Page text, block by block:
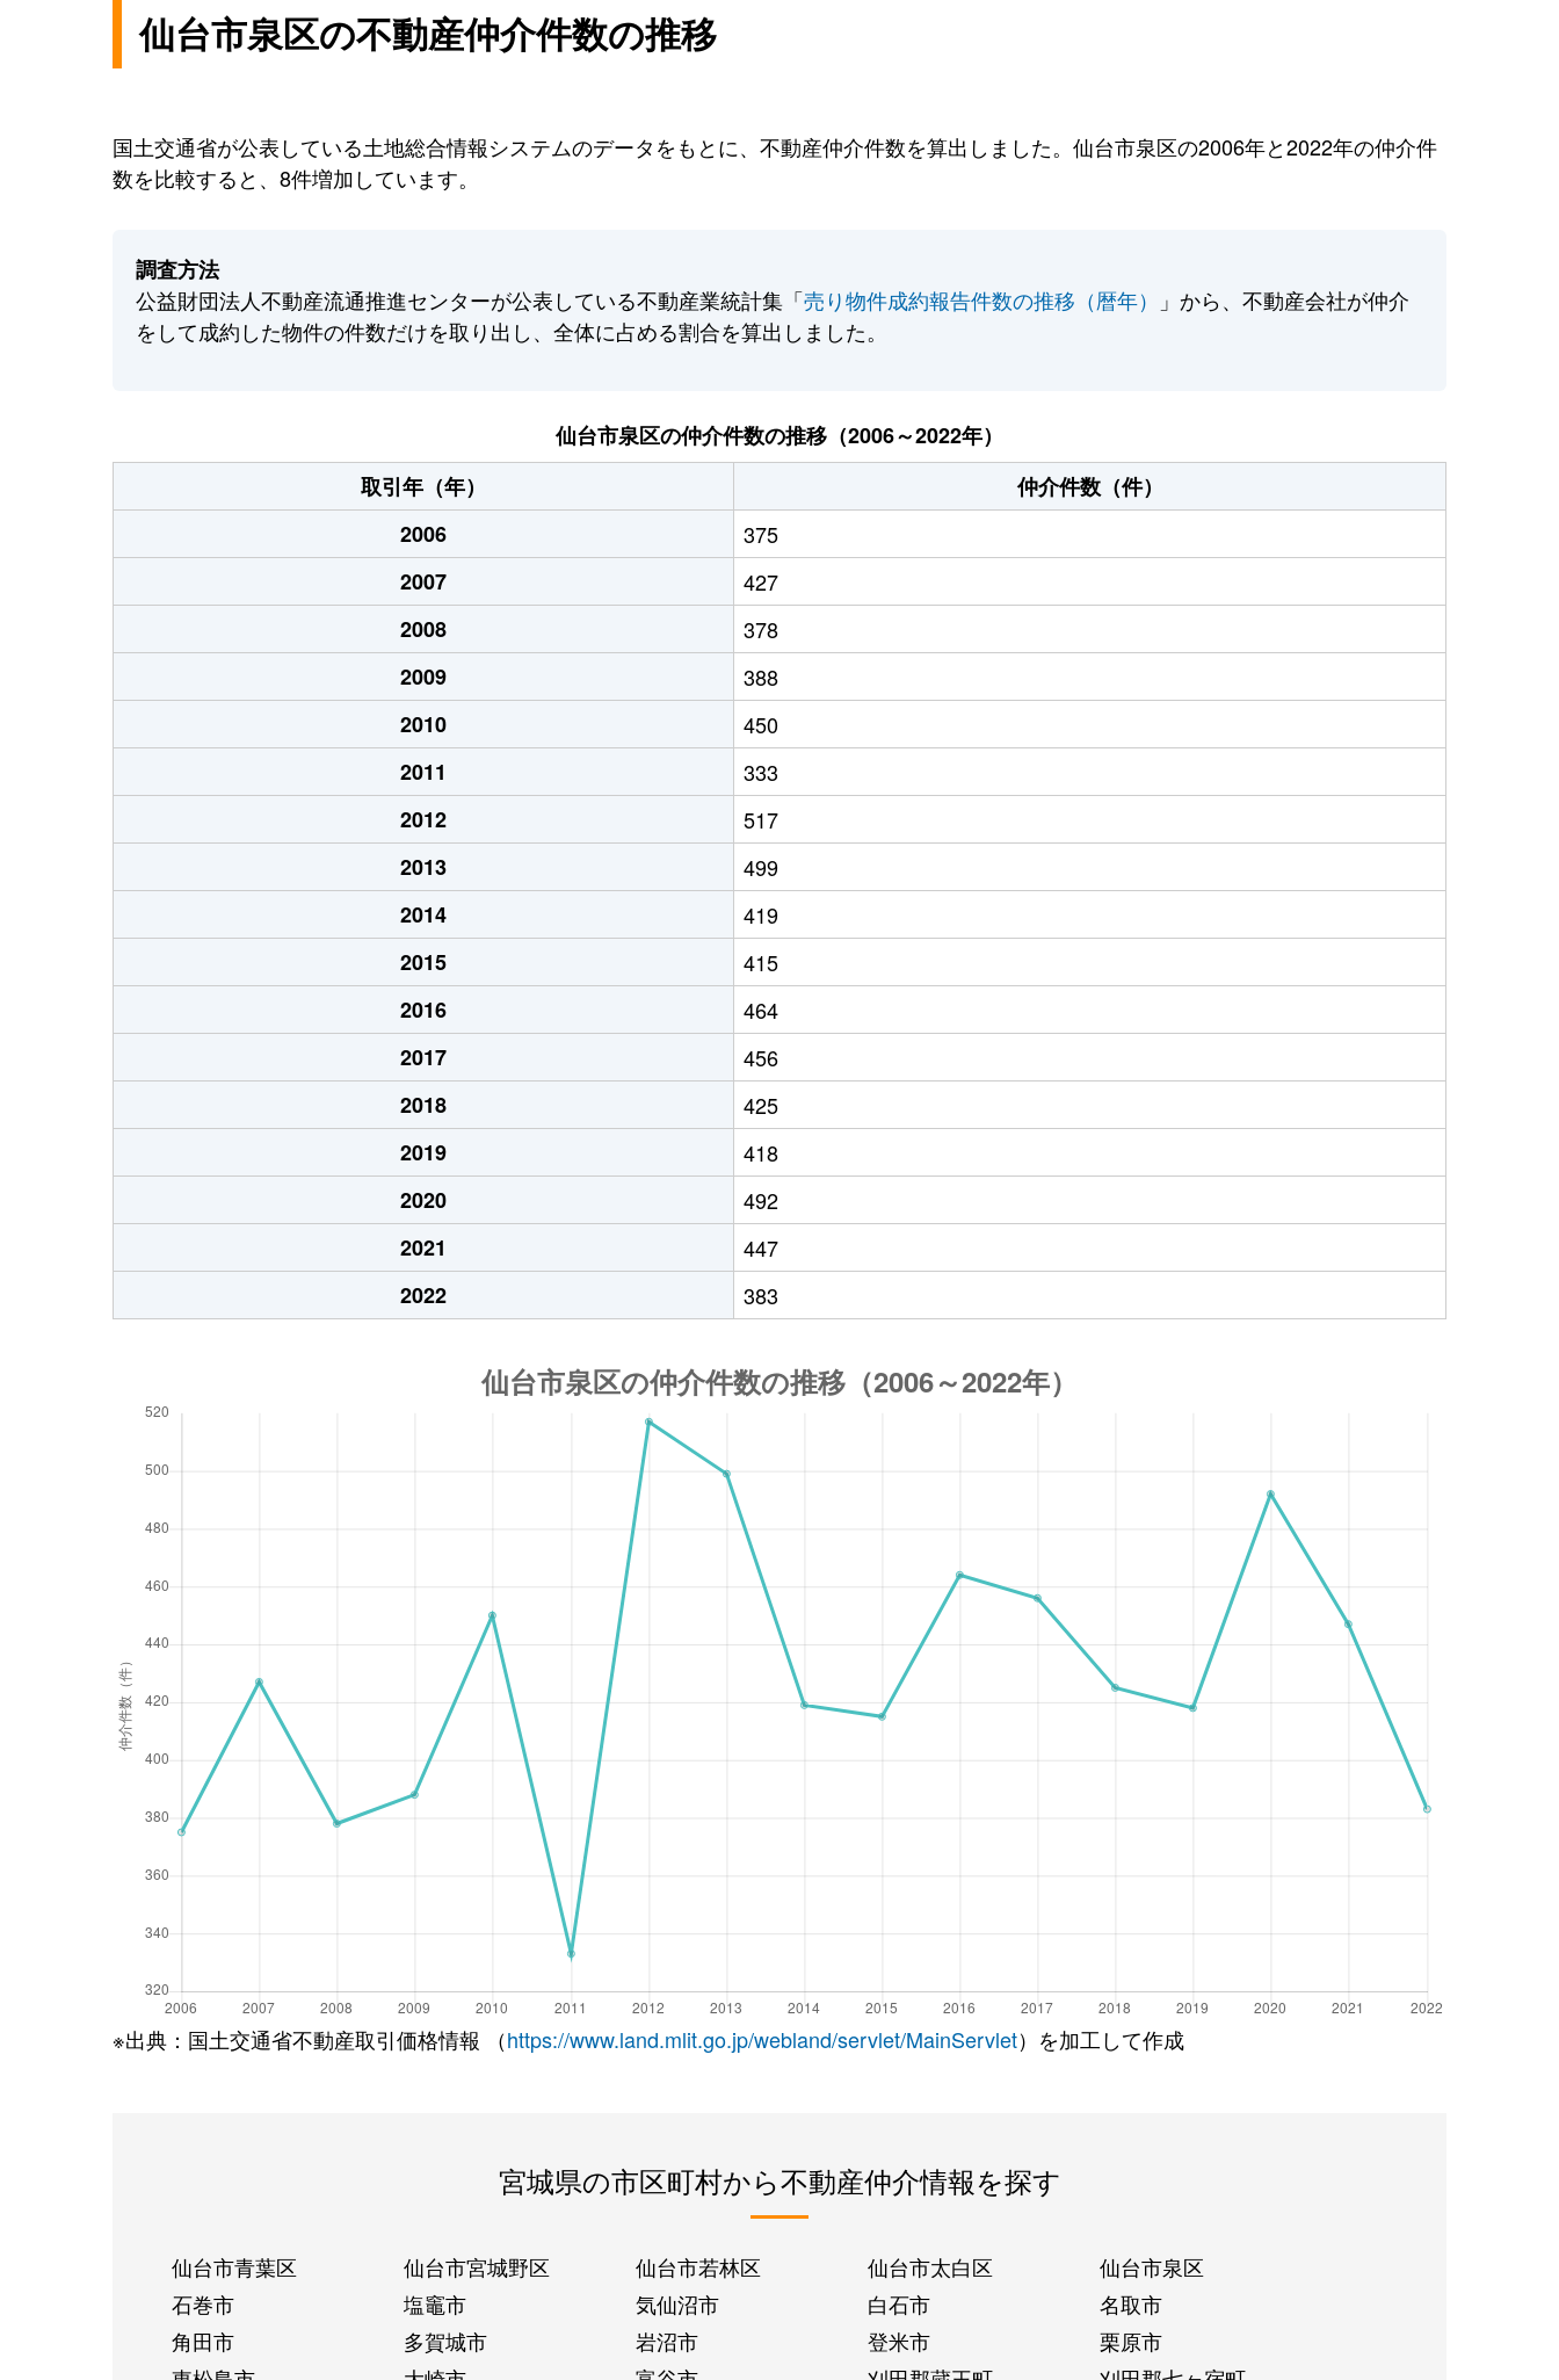
仙台市泉区の不動産仲介件数の推移
国土交通省が公表している土地総合情報システムのデータをもとに、不動産仲介件数を算出しました。仙台市泉区の2006年と2022年の仲介件
数を比較すると、8件増加しています。
調査方法
公益財団法人不動産流通推進センターが公表している不動産業統計集「売り物件成約報告件数の推移（暦年）
」から、不動産会社が仲介
をして成約した物件の件数だけを取り出し、全体に占める割合を算出しました。
仙台市泉区の仲介件数の推移（2006～2022年）
取引年（年）
仲介件数（件）
2006
375
2007
427
2008
378
2009
388
2010
450
2011
333
2012
517
2013
499
2014
419
2015
415
2016
464
2017
456
2018
425
2019
418
2020
492
2021
447
2022
383
※出典：国土交通省不動産取引価格情報 （https://www.land.mlit.go.jp/webland/servlet/MainServlet）を加工して作成
宮城県の市区町村から不動産仲介情報を探す
仙台市青葉区 仙台市宮城野区 仙台市若林区 仙台市太白区
仙台市泉区
石巻市
塩竈市 気仙沼市 白石市
名取市
角田市
多賀城市 岩沼市 登米市
栗原市